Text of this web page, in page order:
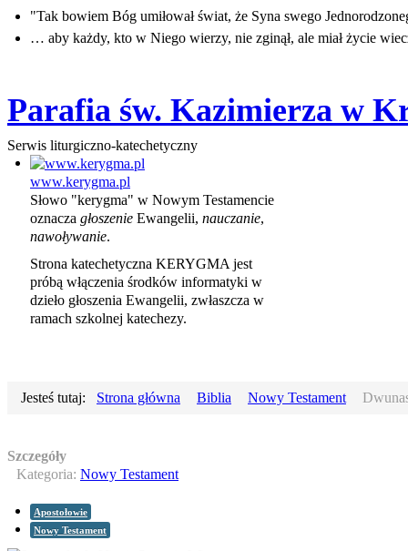
"Tak bowiem Bóg umiłował świat, że Syna swego
… aby każdy, kto w Niego wierzy, nie zginął, ale miał życie
Parafia św. Kazimierza w
Serwis liturgiczno-katechetyczny
www.kerygma.pl
Słowo "kerygma" w Nowym Testamencie
oznacza głoszenie Ewangelii, nauczanie,
nawoływanie.
Strona katechetyczna KERYGMA jest
próbą włączenia środków informatyki w
dzieło głoszenia Ewangelii, zwłaszcza w
ramach szkolnej katechezy.
Jesteś tutaj: Strona główna Biblia Nowy Testament
Szczegóły
Kategoria: Nowy Testament
Apostołowie
Nowy Testament